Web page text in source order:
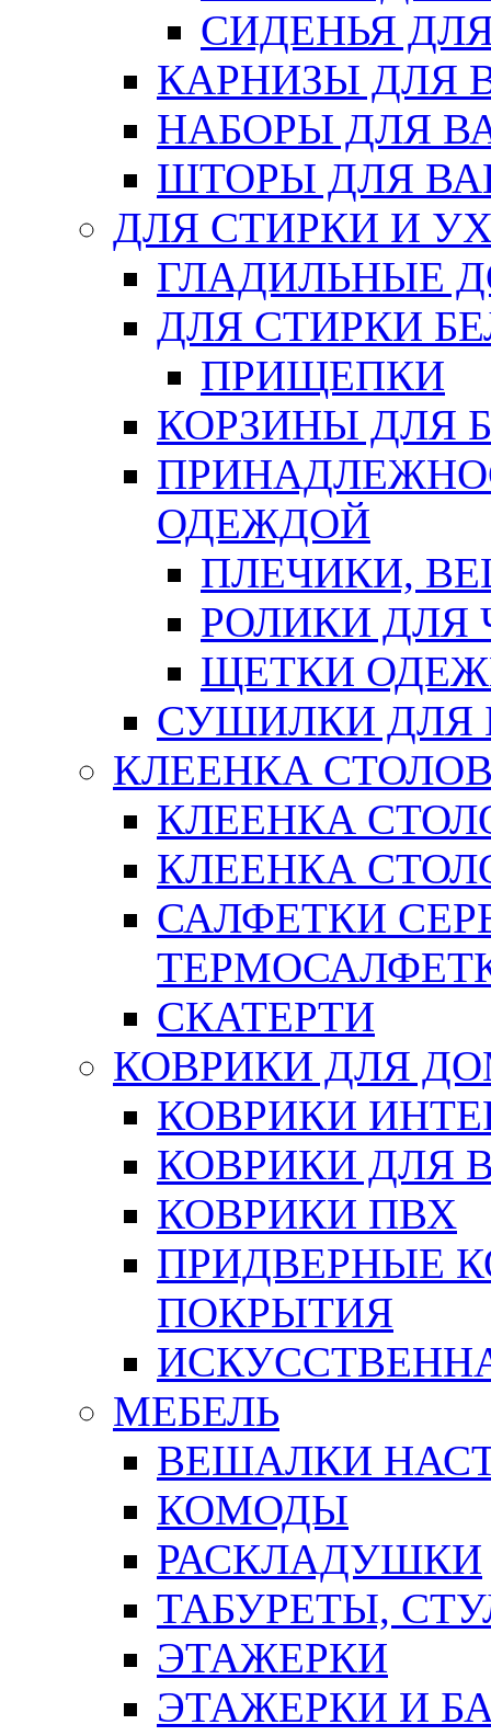
СИДЕНЬЯ
КАРНИЗЫ ДЛЯ
НАБОРЫ ДЛЯ
ШТОРЫ ДЛЯ
ДЛЯ СТИРКИ И
ГЛАДИЛЬНЫЕ
ДЛЯ СТИРКИ
ПРИЩЕПКИ
КОРЗИНЫ ДЛЯ
ОДЕЖДОЙ
ПЛЕЧИКИ,
РОЛИКИ ДЛЯ
ЩЕТКИ
СУШИЛКИ ДЛЯ
КЛЕЕНКА
КЛЕЕНКА
КЛЕЕНКА
САЛФЕТКИ
СКАТЕРТИ
КОВРИКИ ДЛЯ
КОВРИКИ
КОВРИКИ ДЛЯ
КОВРИКИ ПВХ
ПРИДВЕРНЫЕ
ПОКРЫТИЯ
МЕБЕЛЬ
ВЕШАЛКИ
КОМОДЫ
РАСКЛАДУШКИ
ТАБУРЕТЫ,
ЭТАЖЕРКИ
ЭТАЖЕРКИ И